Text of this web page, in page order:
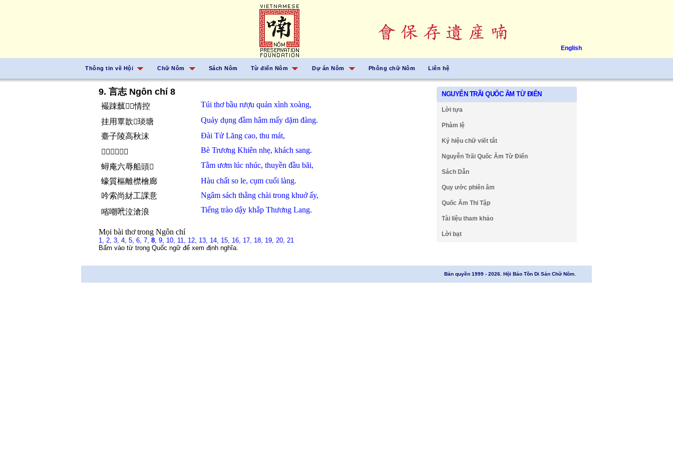
English
Thông tin về Hội Chữ Nôm Sách Nôm Từ điển Nôm Dự án Nôm Phông chữ Nôm Liên hệ
9. 言志 Ngôn chí 8
襊踈䕯𨢇𬋩情控 Túi thơbầu rượu quản xình xoàng,
挂用覃歆𠇍琰塘
Quảy dụng đầm hâm mấy dặm đàng.
臺子陵高秋沫
Đài Tử Lăng cao, thu mát,
𤿤張騫珥客𢀨
Bè Trương Khiên nhẹ, khách sang.
蟳庵六辱船頭𣺽
Tằm ươm lúc nhúc, thuyền đầu bãi,
蠔質樞離㯲檜廊
Hàu chất so le, cụm cuối làng.
吟索尚䊷工課意
Ngâm sách thằng chài trong khuởấy,
㗂嘲𠰺泣滄浪
Tiếng trào dậy khắp Thương Lang.
Mọi bài thơ trong Ngôn chí
1, 2, 3, 4, 5, 6, 7, 8, 9, 10, 11, 12, 13, 14, 15, 16, 17, 18, 19, 20, 21
Bấm vào từ trong Quốc ngữ để xem định nghĩa.
NGUYỄN TRÃI QUỐC ÂM TỪ ĐIỂN
Lời tựa
Phàm lệ
Ký hiệu chữ viết tắt
Nguyễn Trãi Quốc Âm Từ Điển
Sách Dẫn
Quy ước phiên âm
Quốc Âm Thi Tập
Tài liệu tham khảo
Lời bạt
Bản quyền 1999 - 2026. Hội Bảo Tồn Di Sản Chữ Nôm.